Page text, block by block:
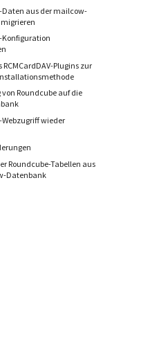
Daten aus der mailcow-
Konfiguration
RCMCardDAV-Plugins zur
Roundcube auf die
Webzugriff wieder
Roundcube-Tabellen aus
Datenbank